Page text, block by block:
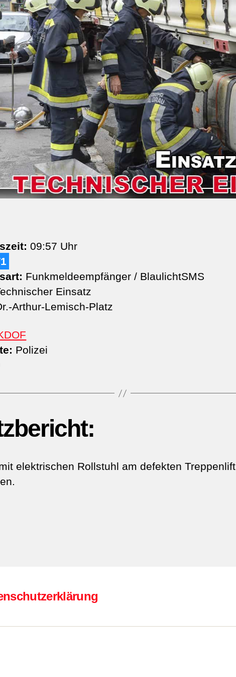
09:57 Uhr
Funkmeldeempfänger / BlaulichtSMS
Einsatz
Arthur-Lemisch-Platz
Polizei
elektrischen Rollstuhl am defekten Treppenlift